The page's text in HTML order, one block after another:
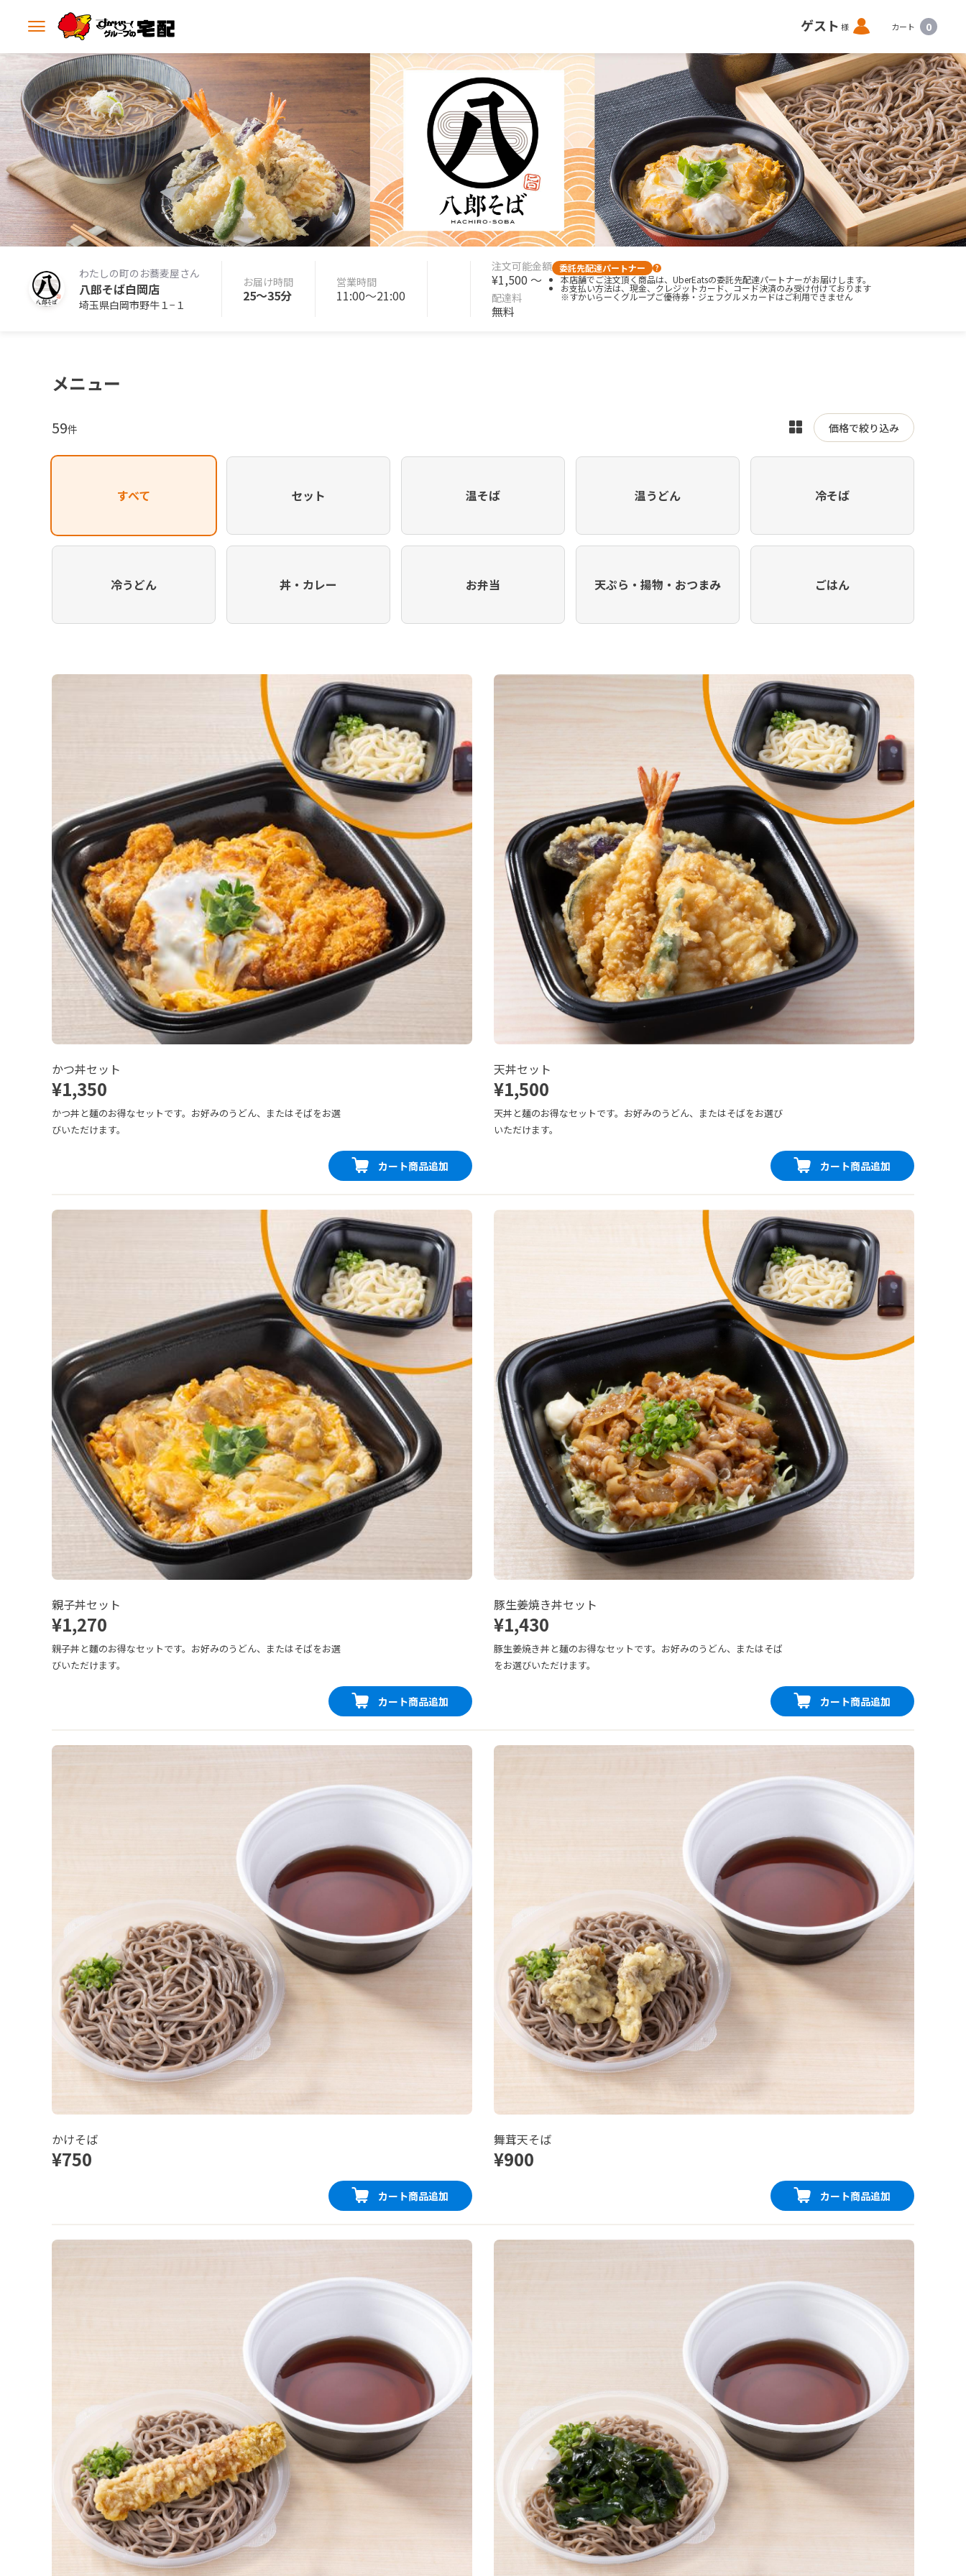
メ
ュ
ー
を
開
く
ゲスト 様 ロ
グ
イ
ン
カート 0
わたしの町のお蕎麦屋さん
八郎そば白岡店
埼玉県白岡市野牛１−１
お届け時間
25〜35分
営業時間
11:00〜21:00
注文可能金額
¥1,500 〜
配達料
無料
委託先配達パートナー ?
本店舗でご注文頂く商品は、UberEatsの委託先配達パートナーがお届けします。
お支払い方法は、現金、クレジットカード、コード決済のみ受け付けております
※すかいらーくグループご優待券・ジェフグルメカードはご利用できません
メニュー
59件
表
え
価格で絞り込み
すべて セット 温そば 温うどん 冷そば
冷うどん 丼・カレー お弁当 天ぷら・揚物・おつまみ ごはん
かつ丼セット
¥1,350
かつ丼と麺のお得なセットです。お好みのうどん、またはそばをお選
びいただけます。
カート商品追加
天丼セット
¥1,500
天丼と麺のお得なセットです。お好みのうどん、またはそばをお選び
いただけます。
カート商品追加
親子丼セット
¥1,270
親子丼と麵のお得なセットです。お好みのうどん、またはそばをお選
びいただけます。
カート商品追加
豚生姜焼き丼セット
¥1,430
豚生姜焼き丼と麺のお得なセットです。お好みのうどん、またはそば
をお選びいただけます。
カート商品追加
かけそば
¥750
カート商品追加
舞茸天そば
¥900
カート商品追加